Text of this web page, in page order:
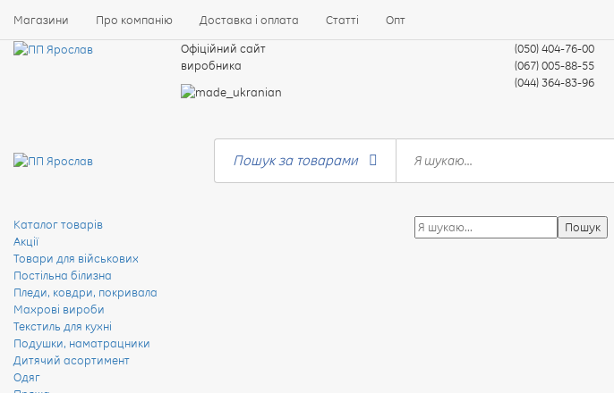
Магазини Про компанію Доставка і оплата Статті Опт
Офіційний сайт
виробника
(050) 404-76-00
(067) 005-88-55
(044) 364-83-96
Пошук за товарами
Каталог товарів
Акції
Товари для військових
Постільна білизна
Пледи, ковдри, покривала
Махрові вироби
Текстиль для кухні
Подушки, наматрацники
Дитячий асортимент
Одяг